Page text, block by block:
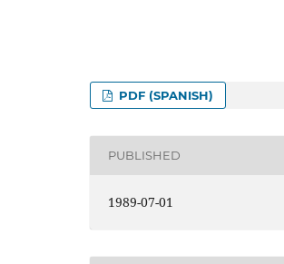
PDF (SPANISH)
PUBLISHED
1989-07-01